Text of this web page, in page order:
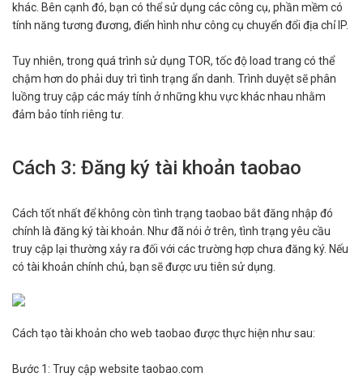
khác. Bên cạnh đó, bạn có thể sử dụng các công cụ, phần mềm có
tính năng tương đương, điển hình như công cụ chuyển đổi địa chỉ IP.
Tuy nhiên, trong quá trình sử dụng TOR, tốc độ load trang có thể
chậm hơn do phải duy trì tình trạng ẩn danh. Trình duyệt sẽ phân
luồng truy cập các máy tính ở những khu vực khác nhau nhằm
đảm bảo tính riêng tư.
Cách 3: Đăng ký tài khoản taobao
Cách tốt nhất để không còn tình trạng taobao bắt đăng nhập đó
chính là đăng ký tài khoản. Như đã nói ở trên, tình trạng yêu cầu
truy cập lại thường xảy ra đối với các trường hợp chưa đăng ký. Nếu
có tài khoản chính chủ, bạn sẽ được ưu tiên sử dụng.
Cách tạo tài khoản cho web taobao được thực hiện như sau:
Bước 1: Truy cập website taobao.com